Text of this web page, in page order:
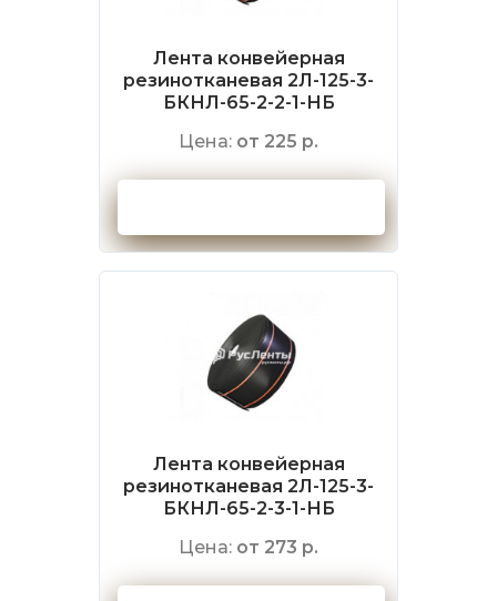
Лента конвейерная
резинотканевая 2Л-125-3-
БКНЛ-65-2-2-1-НБ
Цена: от 225 р.
Лента конвейерная
резинотканевая 2Л-125-3-
БКНЛ-65-2-3-1-НБ
Цена: от 273 р.